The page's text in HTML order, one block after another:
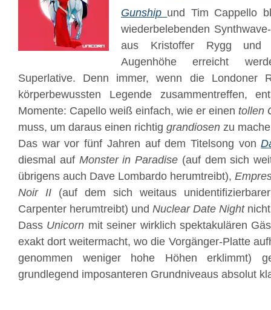
Gunship und Tim Cappello
wiederbelebenden
aus Kristoffer Rygg und
Augenhöhe erreicht
Superlative. Denn immer, wenn die Londoner
körperbewussten Legende zusammentreffen,
Momente: Capello weiß einfach, wie er einen tollen
muss, um daraus einen richtig grandiosen zu
Das war vor fünf Jahren auf dem Titelsong von
diesmal auf Monster in Paradise (auf dem sich
übrigens auch Dave Lombardo herumtreibt),
Noir II (auf dem sich weitaus
Carpenter herumtreibt) und Nuclear Date Nightnicht
Dass Unicorn mit seiner wirklich spektakulären
exakt dort weitermacht, wo die Vorgänger-Platte
genommen weniger hohe Höhen erklimmt)
grundlegend imposanteren Grundniveaus absolut